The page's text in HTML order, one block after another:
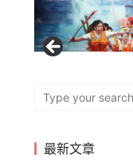
最新文章